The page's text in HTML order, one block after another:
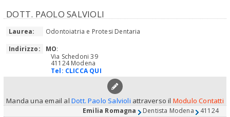
DOTT. PAOLO SALVIOLI
Laurea:
Odontoiatria e Protesi Dentaria
Indirizzo:
MO:
Via Schedoni 39
41124 Modena
Tel: CLICCA QUI
Manda una email al Dott. Paolo Salvioli attraverso il Modulo Contatti
Emilia Romagna Dentista Modena 41124